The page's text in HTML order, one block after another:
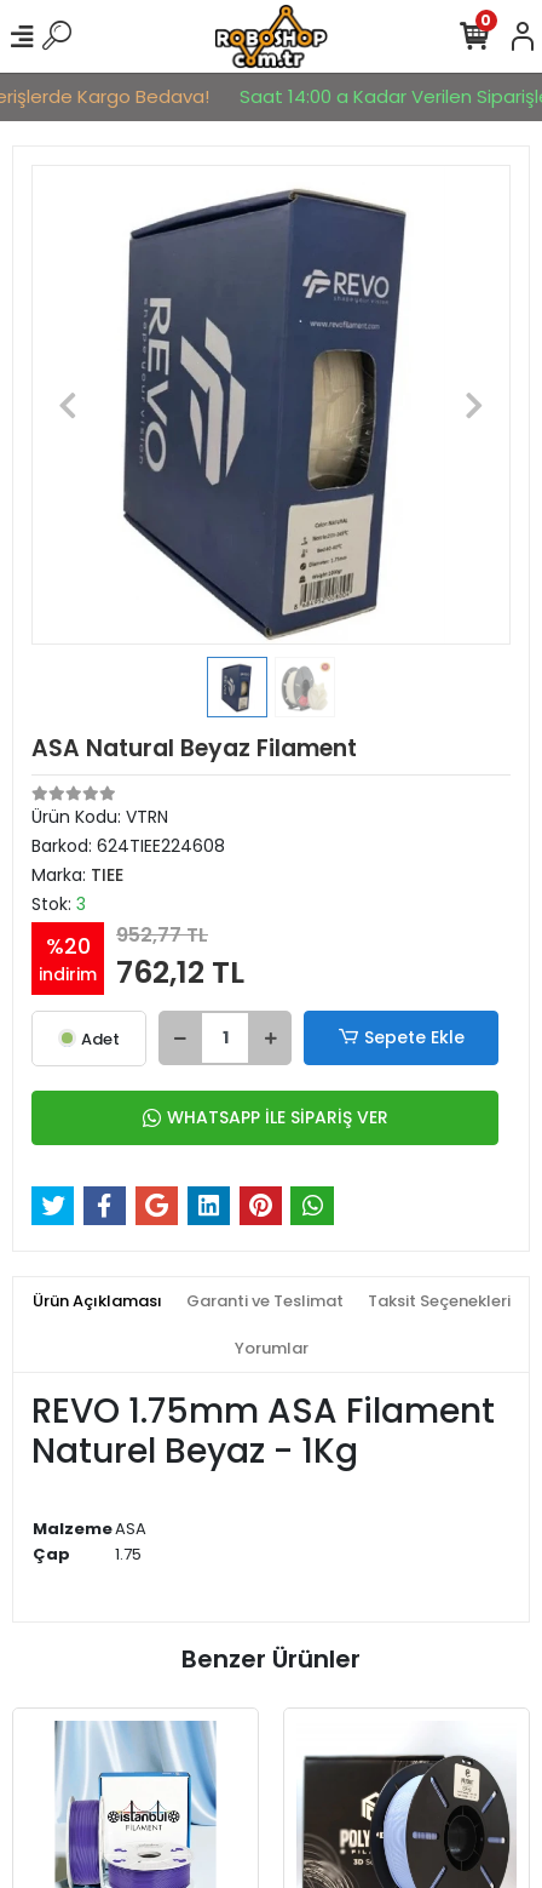
Kargo Bedava! Saat 14:00 a Kadar Verilen
0
ASA Natural Beyaz Filament
Ürün Kodu: VTRN
Barkod: 624TIEE224608
Marka: TIEE
Stok: 3
%20
indirim
952,77 TL
762,12 TL
Adet Sepete Ekle
WHATSAPP İLE SİPARİŞ VER
Ürün Açıklaması Garanti ve Teslimat Taksit Seçenekleri
Yorumlar
REVO 1.75mm ASA Filament
Naturel Beyaz - 1Kg
MalzemeASA
Çap
1.75
Benzer Ürünler